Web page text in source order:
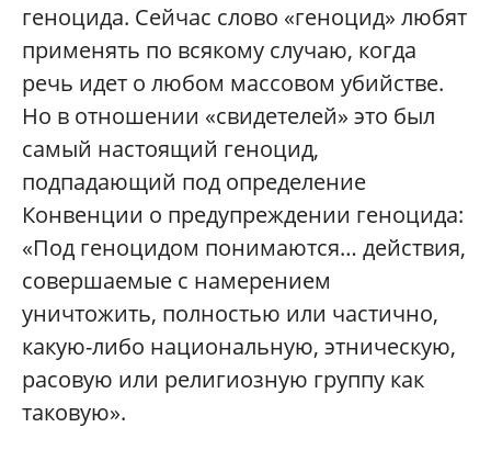
геноцида. Сейчас слово «геноцид» любят
применять по всякому случаю, когда
речь идет о любом массовом убийстве.
Но в отношении «свидетелей» это был
самый настоящий геноцид,
подпадающий под определение
Конвенции о предупреждении геноцида:
«Под геноцидом понимаются… действия,
совершаемые с намерением
уничтожить, полностью или частично,
какую-либо национальную, этническую,
расовую или религиозную группу как
таковую».